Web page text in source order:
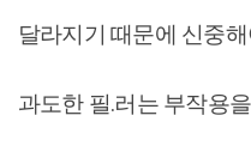
달라지기 때문에 신중
과도한 필.러는 부작용